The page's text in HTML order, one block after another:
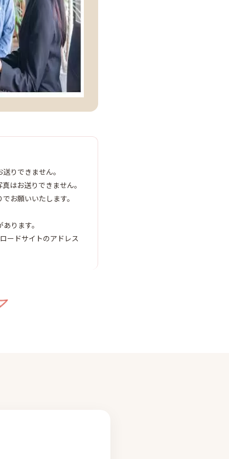
りできません。
はお送りできません。
お願いいたします。
ります。
ードサイトのアドレス